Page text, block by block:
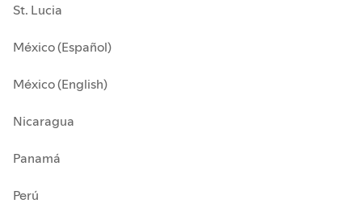
St. Lucia
México (Español)
México (English)
Nicaragua
Panamá
Perú